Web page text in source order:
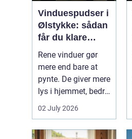
Vinduespudser i
Ølstykke: sådan
får du klare
ruder året rundt
Rene vinduer gør
mere end bare at
pynte. De giver mere
lys i hjemmet, bedre
udsigt og et p&ae...
02 July 2026